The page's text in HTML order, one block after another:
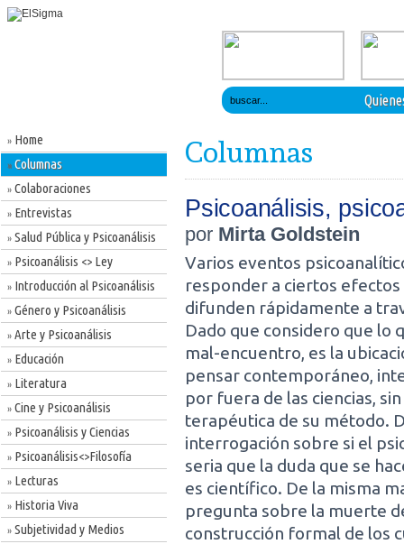
» Home
» Columnas
» Colaboraciones
» Entrevistas
» Salud Pública y Psicoanálisis
» Psicoanálisis <> Ley
» Introducción al Psicoanálisis
» Género y Psicoanálisis
» Arte y Psicoanálisis
» Educación
» Literatura
» Cine y Psicoanálisis
» Psicoanálisis y Ciencias
» Psicoanálisis<>Filosofía
» Lecturas
» Historia Viva
» Subjetividad y Medios
Columnas
Psicoanálisis,
por Mirta Goldstein
Varios eventos
responder a ciertos
difunden rápidamente a
Dado que considero que lo
mal-encuentro, es la
pensar contemporáneo,
por fuera de las ciencias,
terapéutica de su método.
interrogación sobre si el
seria que la duda que se
es científico. De la misma
pregunta sobre la muerte
construcción formal de los